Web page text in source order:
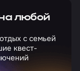
любой
с семьей
квест-